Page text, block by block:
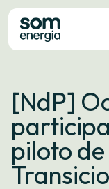
Tarifak
Zerbitzuak
Enpresak
Kontaktua
[NdP]
piloto de